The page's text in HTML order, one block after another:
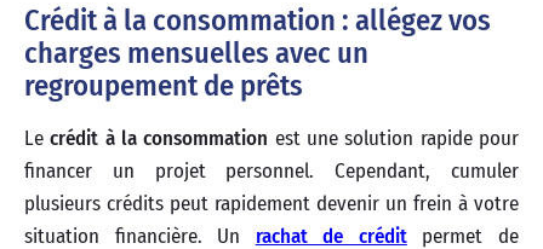
Crédit à la consommation : allégez vos
charges mensuelles avec un
regroupement de prêts
Lecrédit à la consommation est une solution rapide pour
financer un projet personnel. Cependant, cumuler
plusieurs crédits peut rapidement devenir un frein à votre
situation financière. Un rachat de créditpermet de